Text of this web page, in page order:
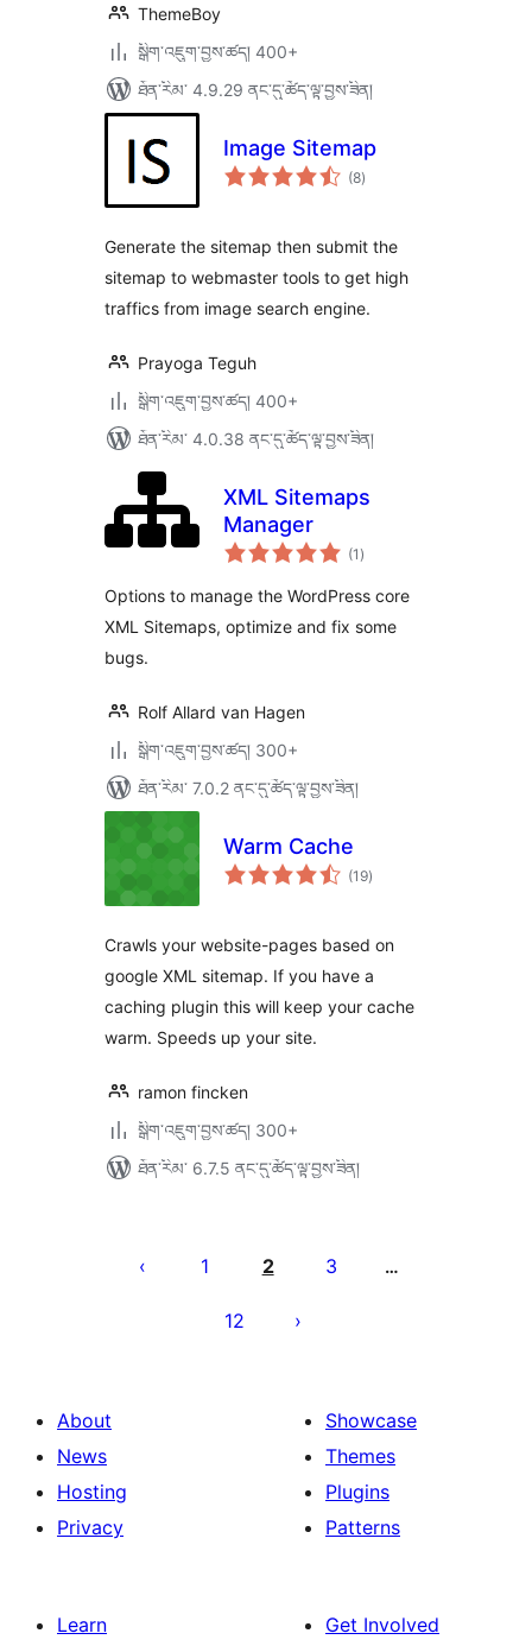
ThemeBoy
སྒྲིག་འཇུག་བྱས་ཚད། 400+
ཐོན་རིམ་ 4.9.29 ནང་དུ་ཚོད་ལྟ་བྱས་ཟིན།
Image Sitemap
(8གདེང་
འཇོག་
)
Generate the sitemap then submit the
sitemap to webmaster tools to get high
traffics from image search engine.
Prayoga Teguh
སྒྲིག་འཇུག་བྱས་ཚད། 400+
ཐོན་རིམ་ 4.0.38 ནང་དུ་ཚོད་ལྟ་བྱས་ཟིན།
XML Sitemaps
Manager
(1 གདེང་
འཇོག་
ཚང་།
)
Options to manage the WordPress core
XML Sitemaps, optimize and fix some
bugs.
Rolf Allard van Hagen
སྒྲིག་འཇུག་བྱས་ཚད། 300+
ཐོན་རིམ་ 7.0.2 ནང་དུ་ཚོད་ལྟ་བྱས་ཟིན།
Warm Cache
(19གདེང་
འཇོག་
)
Crawls your website-pages based on
google XML sitemap. If you have a
caching plugin this will keep your cache
warm. Speeds up your site.
ramon fincken
སྒྲིག་འཇུག་བྱས་ཚད། 300+
ཐོན་རིམ་ 6.7.5 ནང་དུ་ཚོད་ལྟ་བྱས་ཟིན།
pagination
1 2 3 …
12
About
News
Hosting
Privacy
Showcase
Themes
Plugins
Patterns
Learn
Get Involved